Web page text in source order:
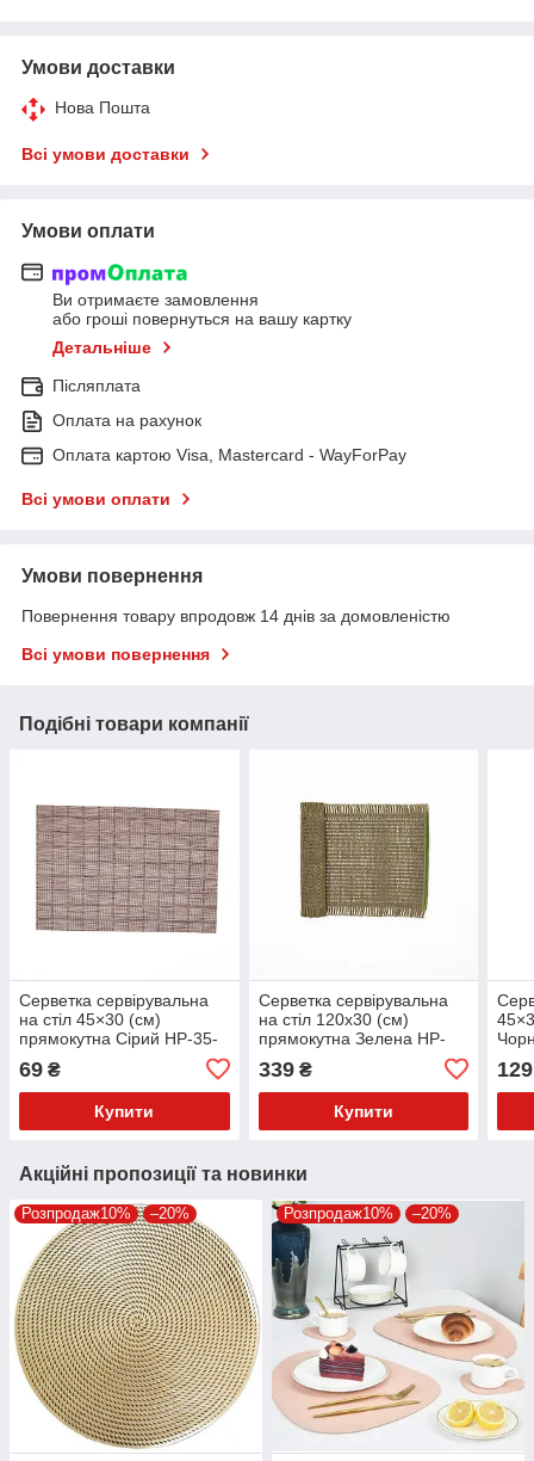
Умови доставки
Нова Пошта
Всі умови доставки
Умови оплати
Ви отримаєте замовлення
або гроші повернуться на вашу картку
Детальніше
Післяплата
Оплата на рахунок
Оплата картою Visa, Mastercard - WayForPay
Всі умови оплати
Умови повернення
Повернення товару впродовж 14 днів за домовленістю
Всі умови повернення
Подібні товари компанії
Серветка сервірувальна
на стіл 45×30 (см)
прямокутна Сірий HP-35-
69 ₴
Купити
Серветка сервірувальна
на стіл 120х30 (см)
прямокутна Зелена HP-
339₴
Купити
129
Акційні пропозиції та новинки
Розпродаж10% –20% Розпродаж10% –20%